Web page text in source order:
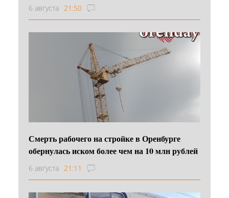
6 августа 21:50
Смерть рабочего на стройке в Оренбурге
обернулась иском более чем на 10 млн рублей
6 августа 21:11